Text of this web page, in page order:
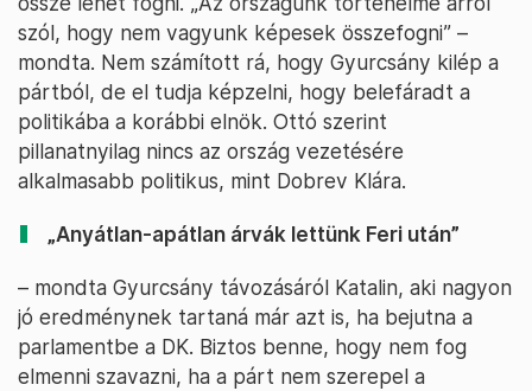
szól, hogy nem vagyunk képesek összefogni” –
mondta. Nem számított rá, hogy Gyurcsány kilép a
pártból, de el tudja képzelni, hogy belefáradt a
politikába a korábbi elnök. Ottó szerint
pillanatnyilag nincs az ország vezetésére
alkalmasabb politikus, mint Dobrev Klára.
„Anyátlan-apátlan árvák lettünk Feri után”
– mondta Gyurcsány távozásáról Katalin, aki nagyon
jó eredménynek tartaná már azt is, ha bejutna a
parlamentbe a DK. Biztos benne, hogy nem fog
elmenni szavazni, ha a párt nem szerepel a